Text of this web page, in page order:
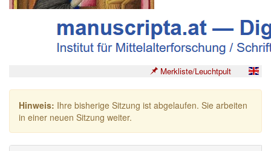
Merkliste/Leuchtpult
Hinweis: Ihre bisherige Sitzung ist abgelaufen. Sie arbeiten
in einer neuen Sitzung weiter.